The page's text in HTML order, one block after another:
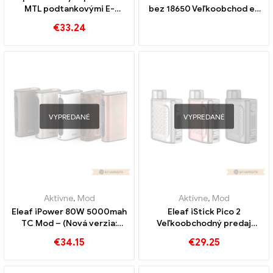
MTL podtankovými E-
predaj na mieru
€33.24
bez 18650 Veľkoobchod e-
VYPREDANÉ
Aktívne, Mod
Eleaf iPower 80W 5000mah
TC Mod – (Nová verzia:
Veľkoobchod e-cigariet丨
€34.15
VYPREDANÉ
Aktívne, Mod
Eleaf iStick Pico 2
Veľkoobchodný predaj
Mod 75W na mieru
€29.25